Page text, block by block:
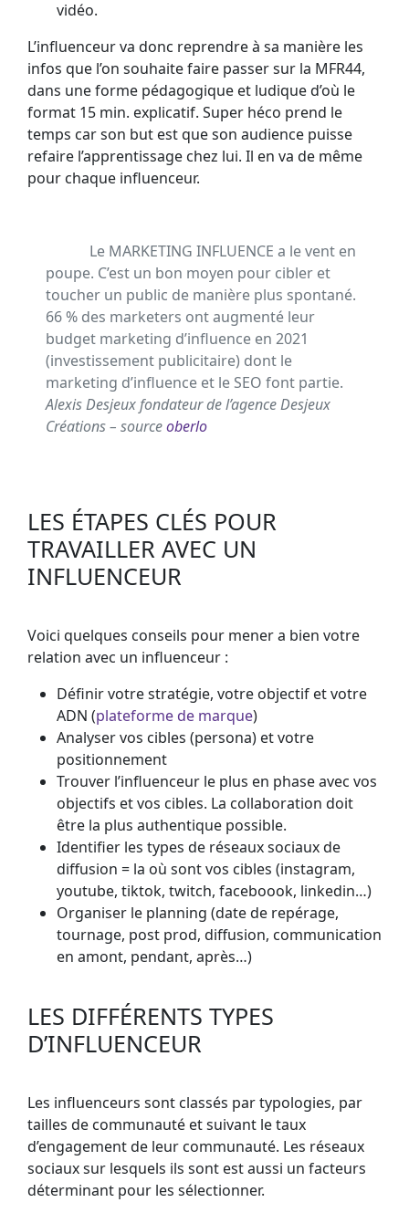
vidéo.
L’influenceur va donc reprendre à sa manière les
infos que l’on souhaite faire passer sur la MFR44,
dans une forme pédagogique et ludique d’où le
format 15 min. explicatif. Super héco prend le
temps car son but est que son audience puisse
refaire l’apprentissage chez lui. Il en va de même
pour chaque influenceur.
Le MARKETING INFLUENCE a le vent en
poupe. C’est un bon moyen pour cibler et
toucher un public de manière plus spontané.
66 % des marketers ont augmenté leur
budget marketing d’influence en 2021
(investissement publicitaire) dont le
marketing d’influence et le SEO font partie.
Alexis Desjeux fondateur de l’agence Desjeux
Créations – sourceoberlo
LES ÉTAPES CLÉS POUR
TRAVAILLER AVEC UN
INFLUENCEUR
Voici quelques conseils pour mener a bien votre
relation avec un influenceur :
Définir votre stratégie, votre objectif et votre
ADN (plateforme de marque)
Analyser vos cibles (persona) et votre
positionnement
Trouver l’influenceur le plus en phase avec vos
objectifs et vos cibles. La collaboration doit
être la plus authentique possible.
Identifier les types de réseaux sociaux de
diffusion = la où sont vos cibles (instagram,
youtube, tiktok, twitch, faceboook, linkedin…)
Organiser le planning (date de repérage,
tournage, post prod, diffusion, communication
en amont, pendant, après…)
LES DIFFÉRENTS TYPES
D’INFLUENCEUR
Les influenceurs sont classés par typologies, par
tailles de communauté et suivant le taux
d’engagement de leur communauté. Les réseaux
sociaux sur lesquels ils sont est aussi un facteurs
déterminant pour les sélectionner.